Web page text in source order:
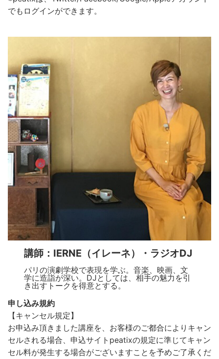
でもログインができます。
講師：IERNE（イレーネ）・ラジオDJ
パリの演劇学校で表現を学ぶ。音楽、映画、文
学に造詣が深い。DJとしては、相手の魅力を引
き出すトークを得意とする。
申し込み規約
【キャンセル規定】
お申込み頂きました講座を、お客様のご都合によりキャン
セルされる場合、申込サイトpeatixの規定に準じてキャン
セル料が発生する場合がございますことを予めご了承くだ